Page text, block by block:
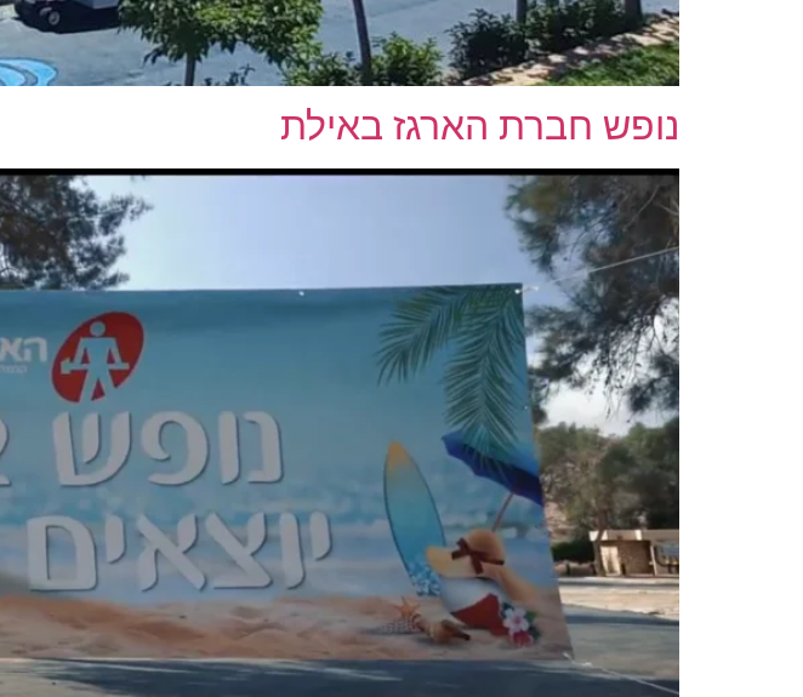
נופש חברת הארגז באילת